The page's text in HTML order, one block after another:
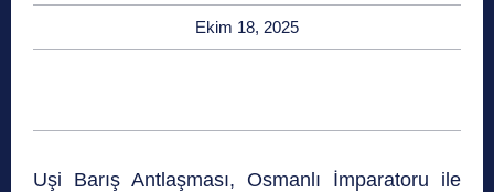
Ekim 18, 2025
Uşi Barış Antlaşması, Osmanlı İmparatoru ile